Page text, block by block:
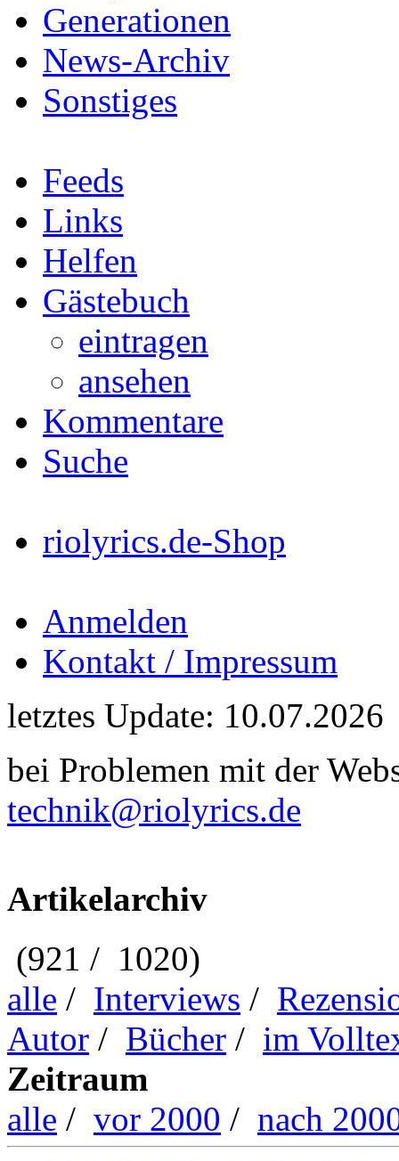
Generationen
News-Archiv
Sonstiges
Feeds
Links
Helfen
Gästebuch
eintragen
ansehen
Kommentare
Suche
riolyrics.de-Shop
Anmelden
Kontakt / Impressum
letztes Update: 10.07.2026
bei Problemen mit der
technik@riolyrics.de
Artikelarchiv
(921 / 1020)
alle / Interviews /
Autor / Bücher / im
Zeitraum
alle / vor 2000 / nach